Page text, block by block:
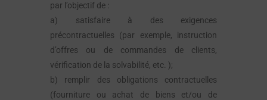
par l’objectif de :
a) satisfaire à des exigences
précontractuelles (par exemple, instruction
d’offres ou de commandes de clients,
vérification de la solvabilité, etc. );
b) remplir des obligations contractuelles
(fourniture ou achat de biens et/ou de